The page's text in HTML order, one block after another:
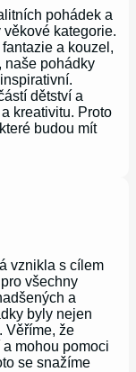
pohádek a
kategorie.
a kouzel,
naše pohádky
dětství a
kreativitu. Proto
budou mít
vznikla s cílem
všechny
a
byly nejen
Věříme, že
mohou pomoci
se snažíme